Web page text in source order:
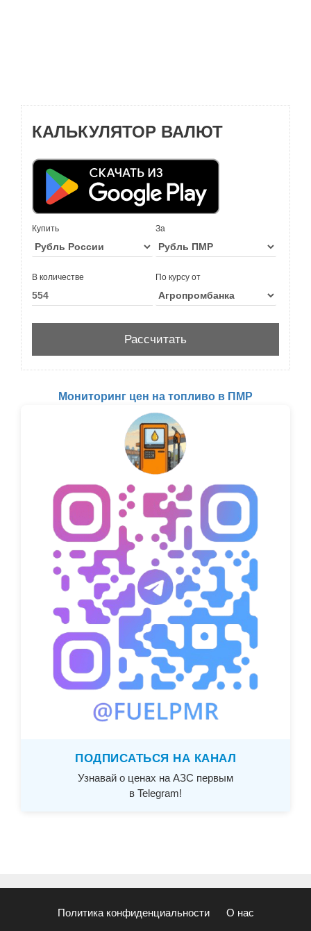
КАЛЬКУЛЯТОР ВАЛЮТ
Купить За
В количестве По курсу от
Мониторинг цен на топливо в ПМР
ПОДПИСАТЬСЯ НА КАНАЛ
Узнавай о ценах на АЗС первым
в Telegram!
Политика конфиденциальности О нас